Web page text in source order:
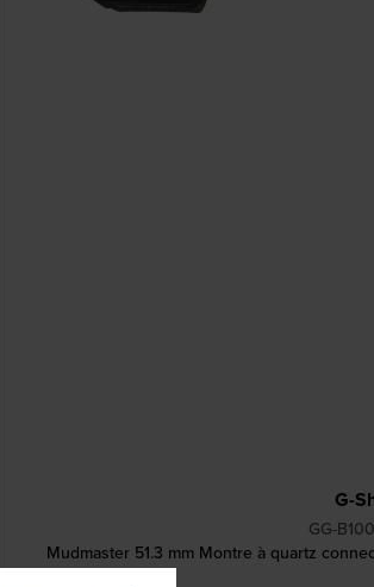
G-
GG-
Mudmaster 51.3 mm Montre à quartz